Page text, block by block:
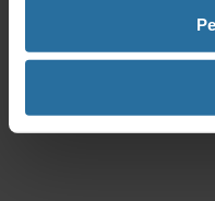
91
Sì
Domande frequenti